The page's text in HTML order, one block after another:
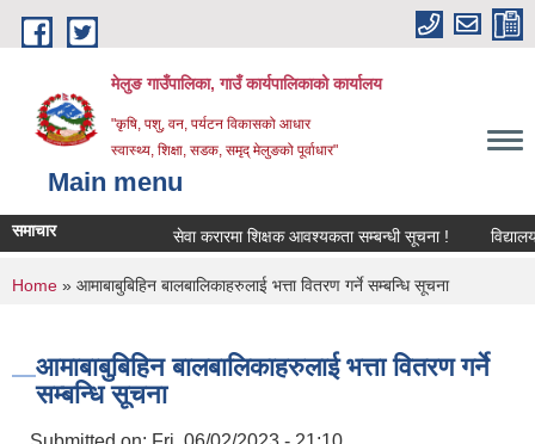
Skip to main content
मेलुङ गाउँपालिका, गाउँ कार्यपालिकाको कार्यालय
"कृषि, पशु, वन, पर्यटन विकासको आधार
स्वास्थ्य, शिक्षा, सडक, समृद् मेलुङको पूर्वाधार"
Main menu
समाचार सेवा करारमा शिक्षक आवश्‍यकता सम्बन्धी सूचना !
You are here
Home » आमाबाबुबिहिन बालबालिकाहरुलाई भत्ता वितरण गर्ने सम्बन्धि सूचना
आमाबाबुबिहिन बालबालिकाहरुलाई भत्ता वितरण गर्ने
सम्बन्धि सूचना